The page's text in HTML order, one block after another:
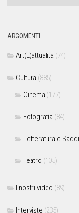
ARGOMENTI
Art(E)attualità (74)
Cultura (885)
Cinema (177)
Fotografia (84)
Letteratura e Saggi
Teatro (105)
I nostri video (89)
Interviste (235)